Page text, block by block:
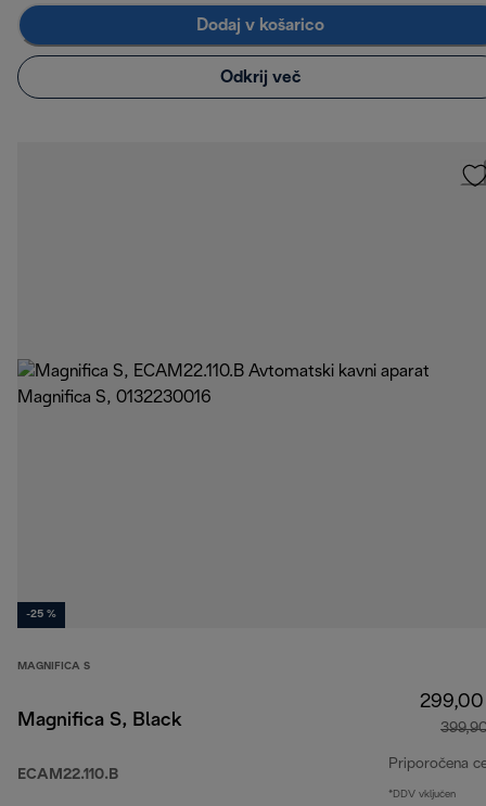
Dodaj v košarico
Odkrij več
-25 %
MAGNIFICA S
Magnifica S, Black
ECAM22.110.B
Priporočena
*DDV vključen